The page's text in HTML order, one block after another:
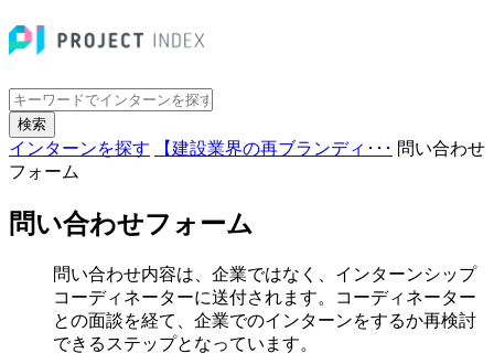
検索
インターンを探す 【建設業界の再ブランディ･･･ 問い合わせ
フォーム
問い合わせフォーム
問い合わせ内容は、企業ではなく、インターンシップ
コーディネーターに送付されます。コーディネーター
との面談を経て、企業でのインターンをするか再検討
できるステップとなっています。